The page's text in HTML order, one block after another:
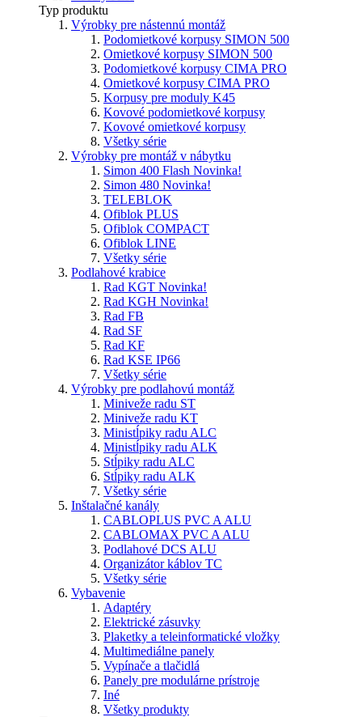
Typ produktu
Výrobky pre nástennú montáž
Podomietkové korpusy SIMON 500
Omietkové korpusy SIMON 500
Podomietkové korpusy CIMA PRO
Omietkové korpusy CIMA PRO
Korpusy pre moduly K45
Kovové podomietkové korpusy
Kovové omietkové korpusy
Všetky série
Výrobky pre montáž v nábytku
Simon 400 Flash Novinka!
Simon 480 Novinka!
TELEBLOK
Ofiblok PLUS
Ofiblok COMPACT
Ofiblok LINE
Všetky série
Podlahové krabice
Rad KGT Novinka!
Rad KGH Novinka!
Rad FB
Rad SF
Rad KF
Rad KSE IP66
Všetky série
Výrobky pre podlahovú montáž
Miniveže radu ST
Miniveže radu KT
Ministĺpiky radu ALC
Ministĺpiky radu ALK
Stĺpiky radu ALC
Stĺpiky radu ALK
Všetky série
Inštalačné kanály
CABLOPLUS PVC A ALU
CABLOMAX PVC A ALU
Podlahové DCS ALU
Organizátor káblov TC
Všetky série
Vybavenie
Adaptéry
Elektrické zásuvky
Plaketky a teleinformatické vložky
Multimediálne panely
Vypínače a tlačidlá
Panely pre modulárne prístroje
Iné
Všetky produkty